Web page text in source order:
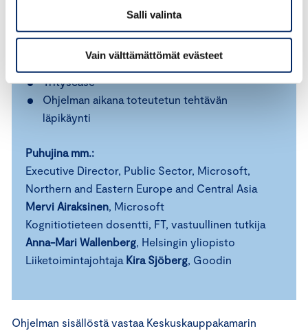
Salli valinta
Vain välttämättömät evästeet
Tekoälyyn liittyvä sääntely yritysten
näkökulmasta
Yrityscase
Ohjelman aikana toteutetun tehtävän
läpikäynti
Puhujina mm.:
Executive Director, Public Sector, Microsoft,
Northern and Eastern Europe and Central Asia
Mervi Airaksinen, Microsoft
Kognitiotieteen dosentti, FT, vastuullinen tutkija
Anna-Mari Wallenberg, Helsingin yliopisto
Liiketoimintajohtaja Kira Sjöberg, Goodin
Ohjelman sisällöstä vastaa Keskuskauppakamarin